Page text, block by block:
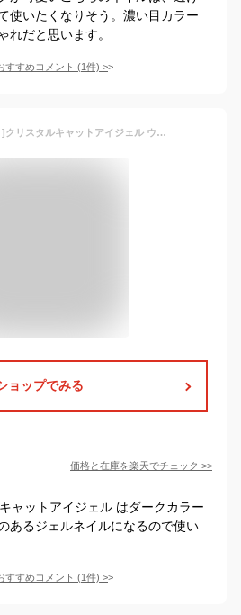
使いたくなりそう。濃い目カラー
れだと思います。
すすめコメント (1件) >
LALONA [ ラローナ ]クリスタルキャットアイジェル ウィンター( A55 ) ( 3g )ジェルネイル/ラメジェル/マグネットジェル/韓国キラキラネイル
ョップでみる
価格と在庫を楽天でチェック >>
ャットアイジェル はダークカラー
あるジェルネイルになるので使い
すすめコメント (1件) >